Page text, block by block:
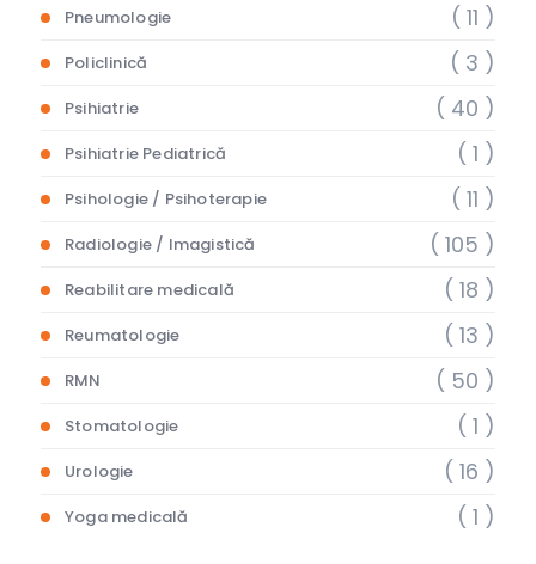
Pneumologie ( 11 )
Policlinică ( 3 )
Psihiatrie ( 40 )
Psihiatrie Pediatrică ( 1 )
Psihologie / Psihoterapie ( 11 )
Radiologie / Imagistică ( 105 )
Reabilitare medicală ( 18 )
Reumatologie ( 13 )
RMN ( 50 )
Stomatologie ( 1 )
Urologie ( 16 )
Yoga medicală ( 1 )